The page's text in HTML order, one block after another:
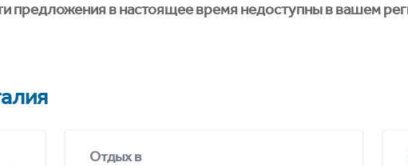
предложения в настоящее время недоступны в вашем
Отдых в